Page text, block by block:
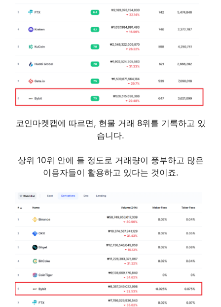
코인마켓캡에 따르면, 현물 거래 8위를 기록하고 있
습니다.
상위 10위 안에 들 정도로 거래량이 풍부하고 많은
이용자들이 활용하고 있다는 것이죠.